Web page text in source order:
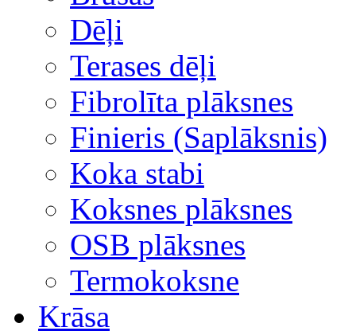
Dēļi
Terases dēļi
Fibrolīta plāksnes
Finieris (Saplāksnis)
Koka stabi
Koksnes plāksnes
OSB plāksnes
Termokoksne
Krāsa